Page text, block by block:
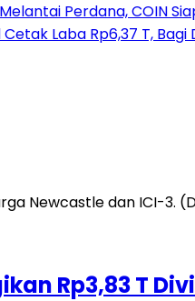
Melantai Perdana, COIN
Laba Rp6,37 T,
Rp3,83 T